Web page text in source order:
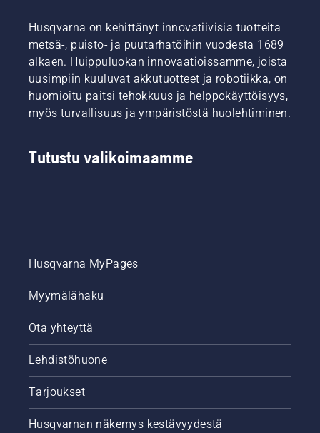
Husqvarna on kehittänyt innovatiivisia tuotteita
metsä-, puisto- ja puutarhatöihin vuodesta 1689
alkaen. Huippuluokan innovaatioissamme, joista
uusimpiin kuuluvat akkutuotteet ja robotiikka, on
huomioitu paitsi tehokkuus ja helppokäyttöisyys,
myös turvallisuus ja ympäristöstä huolehtiminen.
Tutustu valikoimaamme
Husqvarna MyPages
Myymälähaku
Ota yhteyttä
Lehdistöhuone
Tarjoukset
Husqvarnan näkemys kestävyydestä